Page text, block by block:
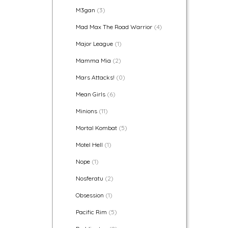
M3gan (3)
Mad Max The Road Warrior (4)
Major League (1)
Mamma Mia (2)
Mars Attacks! (0)
Mean Girls (6)
Minions (11)
Mortal Kombat (5)
Motel Hell (1)
Nope (1)
Nosferatu (2)
Obsession (1)
Pacific Rim (5)